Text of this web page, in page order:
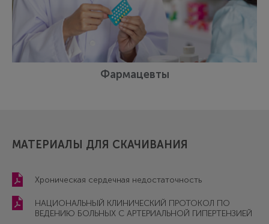
Фармацевты
МАТЕРИАЛЫ ДЛЯ СКАЧИВАНИЯ
Хроническая сердечная недостаточность
НАЦИОНАЛЬНЫЙ КЛИНИЧЕСКИЙ ПРОТОКОЛ ПО
ВЕДЕНИЮ БОЛЬНЫХ С АРТЕРИАЛЬНОЙ ГИПЕРТЕНЗИЕЙ